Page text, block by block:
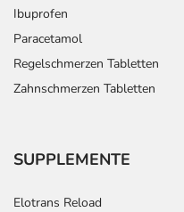
Ibuprofen
Paracetamol
Regelschmerzen Tabletten
Zahnschmerzen Tabletten
SUPPLEMENTE
Elotrans Reload